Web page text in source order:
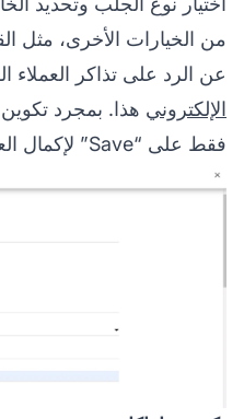
من الخيارات الأخرى، مثل
عن الرد على تذاكر العملاء
الإلكتروني هذا. بمجرد
فقط على “Save” لإكمال العملية.